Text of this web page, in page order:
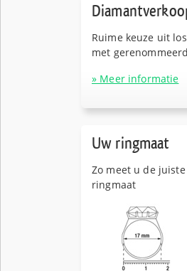
Ruime keuze uit
met
» Meer informatie
Uw ringmaat
Zo meet u de
ringmaat